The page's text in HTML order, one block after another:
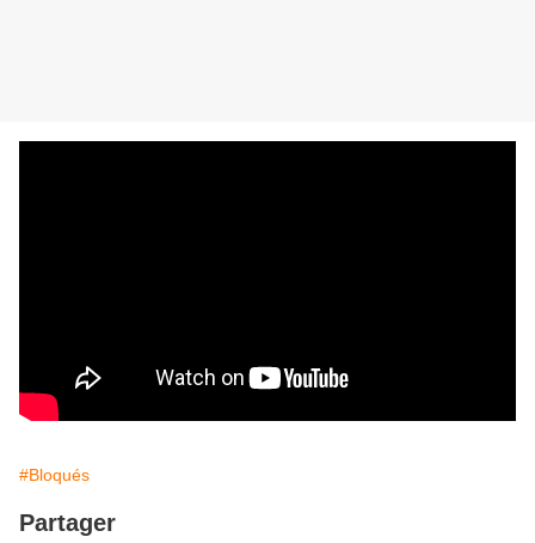
#Bloqués
Partager